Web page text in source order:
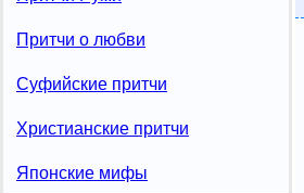
Притчи о любви
Суфийские притчи
Христианские притчи
Японские мифы